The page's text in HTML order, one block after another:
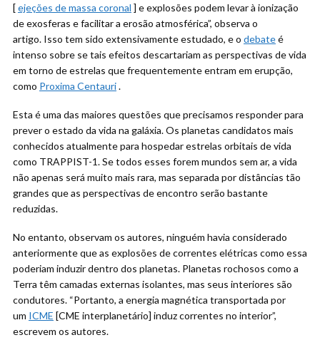
[ejeções de massa coronal ] e explosões podem levar à ionização
de exosferas e facilitar a erosão atmosférica”, observa o
artigo. Isso tem sido extensivamente estudado, e o debateé
intenso sobre se tais efeitos descartariam as perspectivas de vida
em torno de estrelas que frequentemente entram em erupção,
como Proxima Centauri.
Esta é uma das maiores questões que precisamos responder para
prever o estado da vida na galáxia. Os planetas candidatos mais
conhecidos atualmente para hospedar estrelas orbitais de vida
como TRAPPIST-1. Se todos esses forem mundos sem ar, a vida
não apenas será muito mais rara, mas separada por distâncias tão
grandes que as perspectivas de encontro serão bastante
reduzidas.
No entanto, observam os autores, ninguém havia considerado
anteriormente que as explosões de correntes elétricas como essa
poderiam induzir dentro dos planetas. Planetas rochosos como a
Terra têm camadas externas isolantes, mas seus interiores são
condutores. “Portanto, a energia magnética transportada por
um ICME [CME interplanetário] induz correntes no interior”,
escrevem os autores.